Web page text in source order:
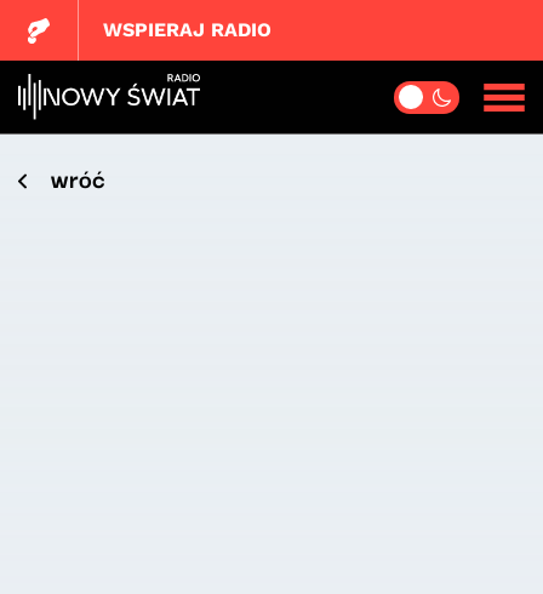
WSPIERAJ RADIO
wróć